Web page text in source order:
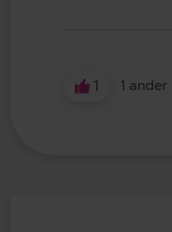
1 1